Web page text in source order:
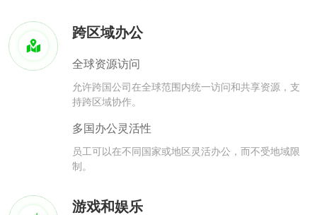
跨区域办公
全球资源访问
允许跨国公司在全球范围内统一访问和共享资源，支
持跨区域协作。
多国办公灵活性
员工可以在不同国家或地区灵活办公，而不受地域限
制。
游戏和娱乐